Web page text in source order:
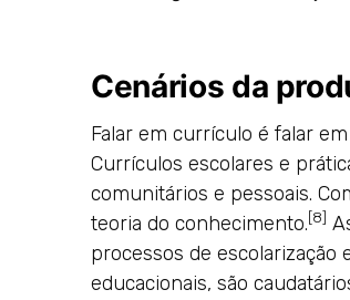
Cenários da
Falar em currículo é falar
Currículos escolares e
comunitários e pessoais.
teoria do conhecimento.[8]
processos de
educacionais, são